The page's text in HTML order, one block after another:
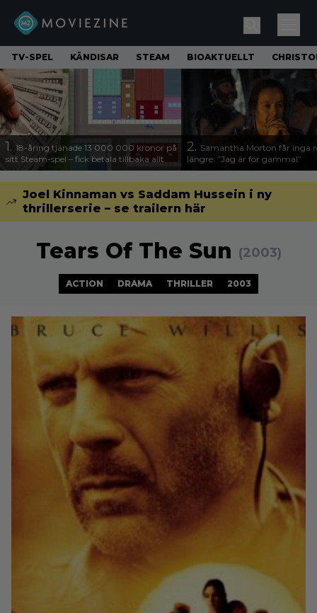
TV-SPEL KÄNDISAR STEAM BIOAKTUELLT
1. 18-åring tjänade 13 000 000 kronor på
sitt Steam-spel – fick betala tillbaka allt
2. Samantha Morton får inga
längre: ”Jag är för gammal”
Joel Kinnaman vs Saddam Hussein i ny
thrillerserie – se trailern här
Tears Of The Sun (2003)
ACTION DRAMA THRILLER 2003